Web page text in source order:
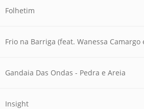
Folhetim
Gandaia Das Ondas - Pedra e Areia
Insight